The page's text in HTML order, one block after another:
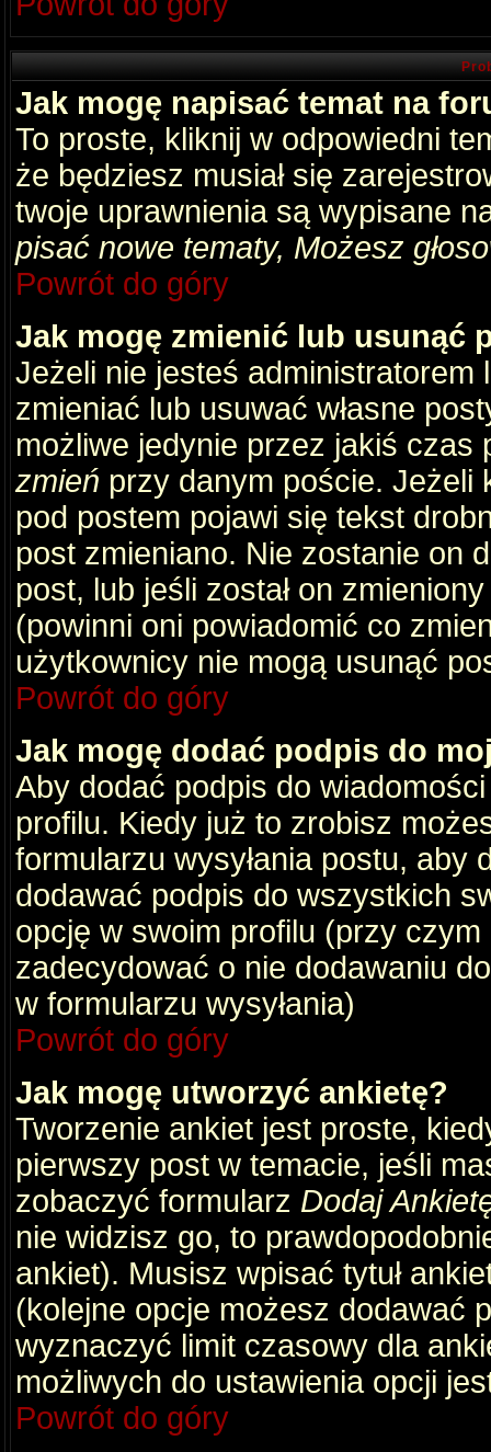
Jak mogę napisać temat na
To proste, kliknij w odpowiedni
że będziesz musiał się
twoje uprawnienia są wypisane
pisać nowe tematy, Możesz
Powrót do góry
Jak mogę zmienić lub usunąć
Jeżeli nie jesteś
zmieniać lub usuwać własne
możliwe jedynie przez jakiś
zmień przy danym poście. Jeżeli
pod postem pojawi się tekst
post zmieniano. Nie zostanie on
post, lub jeśli został on
(powinni oni powiadomić co
użytkownicy nie mogą usunąć
Powrót do góry
Jak mogę dodać podpis do
Aby dodać podpis do
profilu. Kiedy już to zrobisz
formularzu wysyłania postu,
dodawać podpis do wszystkich
opcję w swoim profilu (przy
zadecydować o nie dodawaniu
w formularzu wysyłania)
Powrót do góry
Jak mogę utworzyć ankietę?
Tworzenie ankiet jest proste,
pierwszy post w temacie, jeśli
zobaczyć formularz Dodaj
nie widzisz go, to
ankiet). Musisz wpisać tytuł
(kolejne opcje możesz dodawać
wyznaczyć limit czasowy dla
możliwych do ustawienia opcji
Powrót do góry